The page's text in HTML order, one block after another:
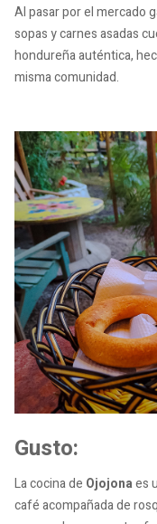
Al pasar por el mercado
sopas y carnes asadas
hondureña auténtica,
misma comunidad.
Gusto:
La cocina de Ojojonaes
café acompañada de